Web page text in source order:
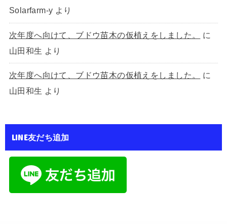
Solarfarm-y より
次年度へ向けて、ブドウ苗木の仮植えをしました。
に
山田和生 より
次年度へ向けて、ブドウ苗木の仮植えをしました。
に
山田和生 より
LINE友だち追加